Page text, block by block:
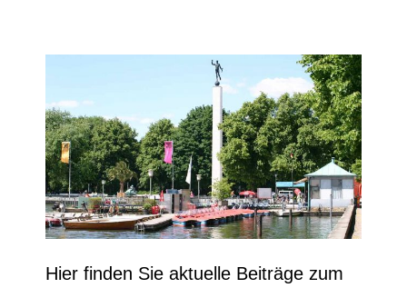
Hier finden Sie aktuelle Beiträge zum